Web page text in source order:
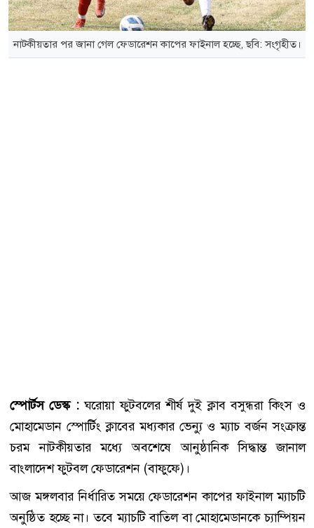
নাটকীয়তার পর জানা গেল ফেডারেশন কাপের ফাইনাল হচ্ছে, ছবি: সংগৃহীত।
স্পোর্টস ডেস্ক :ঘরোয়া ফুটবলের শীর্ষ দুই ক্লাব বসুন্ধরা কিংস ও
মোহামেডান স্পোর্টিং ক্লাবের মধ্যকার ভেন্যু ও ম্যাচ বর্জন সংক্রান্ত
চরম নাটকীয়তার মধ্যে অবশেষে আনুষ্ঠানিক সিদ্ধান্ত জানাল
বাংলাদেশ ফুটবল ফেডারেশন (বাফুফে)।
আজ মঙ্গলবার নির্ধারিত সময়ে ফেডারেশন কাপের ফাইনাল ম্যাচটি
অনুষ্ঠিত হচ্ছে না। তবে ম্যাচটি বাতিল বা মোহামেডানকে চ্যাম্পিয়ন